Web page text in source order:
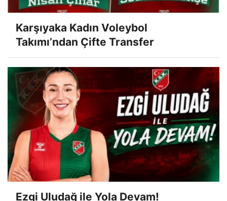
Karşıyaka Kadın Voleybol
Takımı’ndan Çifte Transfer
Ezgi Uludağ ile Yola Devam!